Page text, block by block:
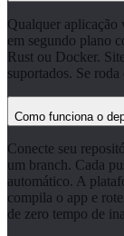
Qualquer
em segundo plano
Rust ou Docker.
suportados. Se
Como funciona o
Conecte seu
um branch. Cada
automático. A
compila o app e
de zero tempo de